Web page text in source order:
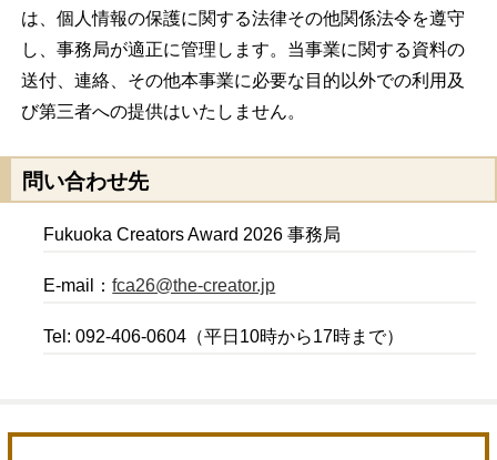
は、個人情報の保護に関する法律その他関係法令を遵守
し、事務局が適正に管理します。当事業に関する資料の
送付、連絡、その他本事業に必要な目的以外での利用及
び第三者への提供はいたしません。
問い合わせ先
Fukuoka Creators Award 2026 事務局
E-mail：fca26@the-creator.jp
Tel: 092-406-0604（平日10時から17時まで）